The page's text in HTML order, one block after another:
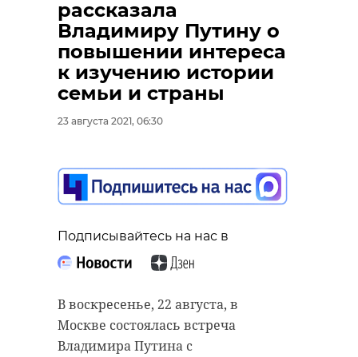
рассказала
Владимиру Путину о
повышении интереса
к изучению истории
семьи и страны
23 августа 2021, 06:30
Подписывайтесь на нас в
В воскресенье, 22 августа, в
Москве состоялась встреча
Владимира Путина с